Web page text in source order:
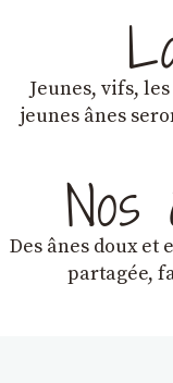
Jeunes, vifs,
jeunes ânes
Nos
Des ânes doux et
partagée,